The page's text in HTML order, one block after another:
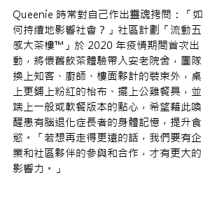
Queenie 時常對自己作出靈魂拷問：「如
何持續地影響社會？」社區計劃「流動五
感大茶樓™」於 2020 年疫情期間首次出
動，將懷舊飲茶體驗帶入安老院舍，團隊
換上知客、廚師、樓面夥計的裝束外，桌
上更鋪上粉紅的枱布、擺上公雞餐具，並
端上一般或軟餐版本的點心，希望藉此喚
醒患有腦退化症長者的身體記憶，提升食
慾。「若想再走得更遠的話，我們要有企
業和社區夥伴的參與和合作，才有更大的
影響力。」